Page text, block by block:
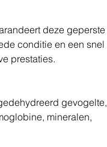
deze geperste
conditie en een snel
prestaties.
gevogelte,
mineralen,